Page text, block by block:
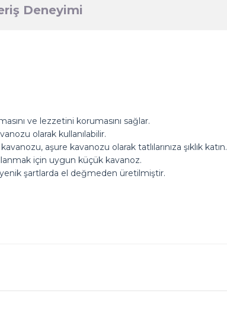
Deneyimi
ve lezzetini korumasını sağlar.
olarak kullanılabilir.
aşure kavanozu olarak tatlılarınıza şıklık katın.
için uygun küçük kavanoz.
şartlarda el değmeden üretilmiştir.